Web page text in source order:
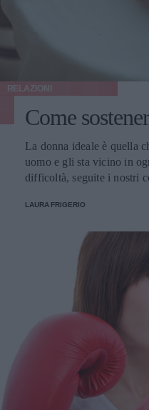
RELAZIONI
Come
La donna ideale è quella
uomo e gli sta vicino in
difficoltà, seguite i nostri
LAURA FRIGERIO